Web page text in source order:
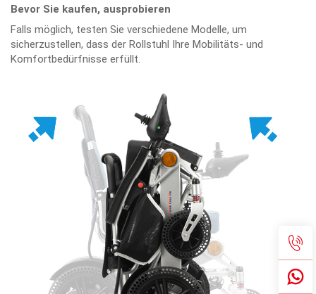
Bevor Sie kaufen, ausprobieren
Falls möglich, testen Sie verschiedene Modelle, um
sicherzustellen, dass der Rollstuhl Ihre Mobilitäts- und
Komfortbedürfnisse erfüllt.